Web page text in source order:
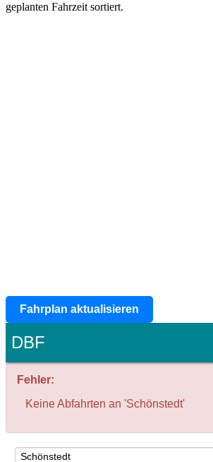
geplanten Fahrzeit sortiert.
Fahrplan aktualisieren